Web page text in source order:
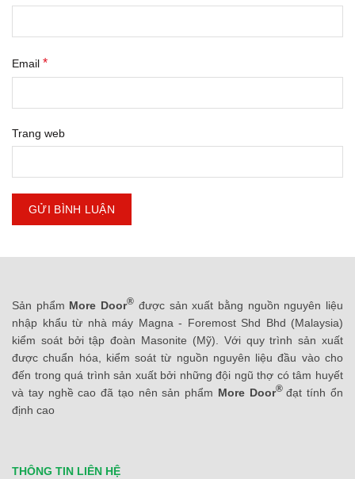
Email *
Trang web
Sản phẩm More Door® được sản xuất bằng nguồn nguyên liệu
nhập khẩu từ nhà máy Magna - Foremost Shd Bhd (Malaysia)
kiểm soát bởi tập đoàn Masonite (Mỹ). Với quy trình sản xuất
được chuẩn hóa, kiểm soát từ nguồn nguyên liệu đầu vào cho
đến trong quá trình sản xuất bởi những đội ngũ thợ có tâm huyết
và tay nghề cao đã tạo nên sản phẩm More Door® đạt tính ổn
định cao
THÔNG TIN LIÊN HỆ